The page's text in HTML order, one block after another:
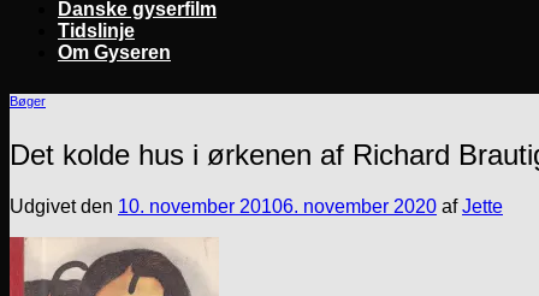
Danske gyserfilm
Tidslinje
Om Gyseren
Bøger
Det kolde hus i ørkenen af Richard
Udgivet den 10. november 20106. november 2020 afJette